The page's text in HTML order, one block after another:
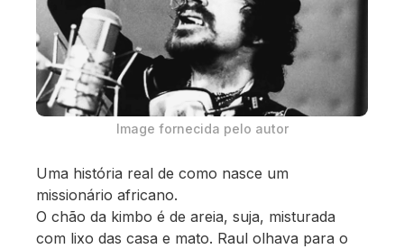
Image fornecida pelo autor
Uma história real de como nasce um
missionário africano.
O chão da kimbo é de areia, suja, misturada
com lixo das casa e mato. Raul olhava para o